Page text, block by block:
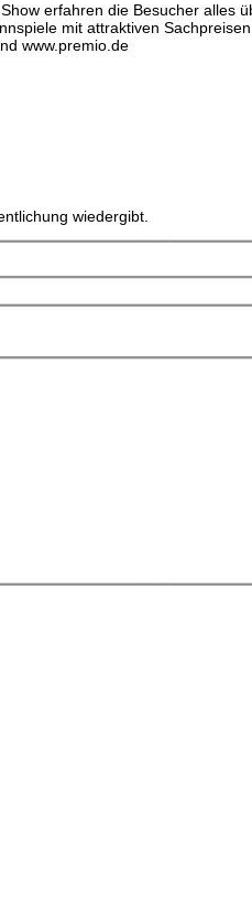
erfahren die Besucher alles
mit attraktiven Sachpreisen
www.premio.de
wiedergibt.